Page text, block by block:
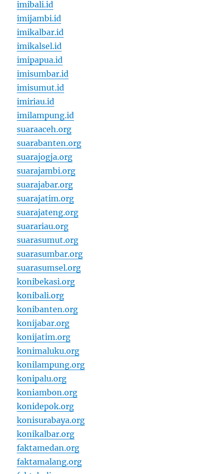
imibali.id
imijambi.id
imikalbar.id
imikalsel.id
imipapua.id
imisumbar.id
imisumut.id
imiriau.id
imilampung.id
suaraaceh.org
suarabanten.org
suarajogja.org
suarajambi.org
suarajabar.org
suarajatim.org
suarajateng.org
suarariau.org
suarasumut.org
suarasumbar.org
suarasumsel.org
konibekasi.org
konibali.org
konibanten.org
konijabar.org
konijatim.org
konimaluku.org
konilampung.org
konipalu.org
koniambon.org
konidepok.org
konisurabaya.org
konikalbar.org
faktamedan.org
faktamalang.org